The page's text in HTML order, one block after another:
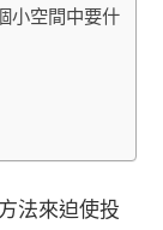
小空間中要什
法來迫使投